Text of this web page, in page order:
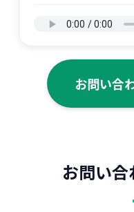
お問い合
お問い